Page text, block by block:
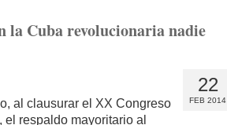
la Cuba revolucionaria nadie
22
FEB 2014
al clausurar el XX Congreso
respaldo mayoritario al